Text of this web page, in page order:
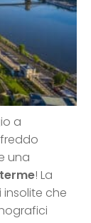
a
una
terme! La
che